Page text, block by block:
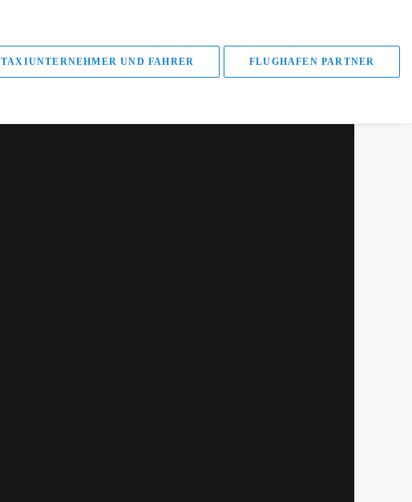
TAXIUNTERNEHMER UND FAHRER FLUGHAFEN PARTNER